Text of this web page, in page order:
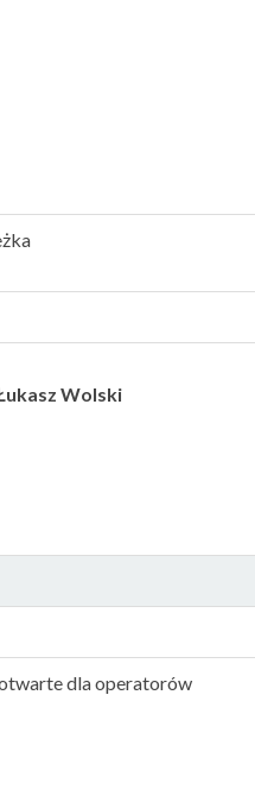
Wolski
dla operatorów